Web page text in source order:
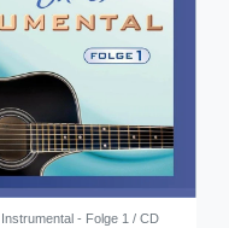
- Folge 1 / CD